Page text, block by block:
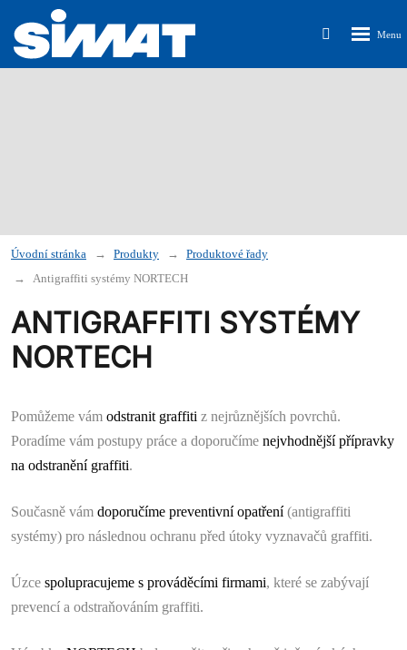
Vyhledávání
Úvodní stránka Produkty
Produktové řady
Antigraffiti systémy NORTECH
ANTIGRAFFITI SYSTÉMY
NORTECH
Pomůžeme vám odstranit graffiti z nejrůznějších povrchů.
Poradíme vám postupy práce a doporučíme nejvhodnější přípravky
na odstranění graffiti.
Současně vám doporučíme preventivní opatření(antigraffiti
systémy) pro následnou ochranu před útoky vyznavačů graffiti.
Úzce spolupracujeme s prováděcími firmami, které se zabývají
prevencí a odstraňováním graffiti.